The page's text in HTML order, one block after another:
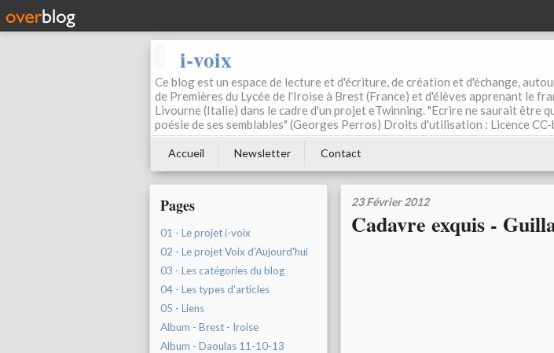
i-voix
Ce blog est un espace de lecture et d'écriture, de création et d'échange,
de Premières du Lycée de l'Iroise à Brest (France) et d'élèves apprenant le
Livourne (Italie) dans le cadre d'un projet eTwinning. "Ecrire ne saurait être
poésie de ses semblables" (Georges Perros) Droits d'utilisation : Licence
Accueil Newsletter Contact
Pages
01 - Le projet i-voix
02 - Le projet Voix d'Aujourd'hui
03 - Les catégories du blog
04 - Les types d'articles
05 - Liens
Album - Brest - Iroise
Album - Daoulas 11-10-13
23 Février 2012
Cadavre exquis -